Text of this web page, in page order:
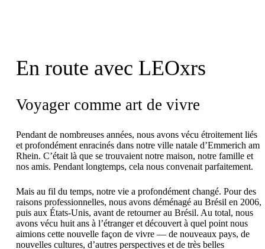
En route avec LEOxrs
Voyager comme art de vivre
Pendant de nombreuses années, nous avons vécu étroitement liés
et profondément enracinés dans notre ville natale d’Emmerich am
Rhein. C’était là que se trouvaient notre maison, notre famille et
nos amis. Pendant longtemps, cela nous convenait parfaitement.
Mais au fil du temps, notre vie a profondément changé. Pour des
raisons professionnelles, nous avons déménagé au Brésil en 2006,
puis aux États-Unis, avant de retourner au Brésil. Au total, nous
avons vécu huit ans à l’étranger et découvert à quel point nous
aimions cette nouvelle façon de vivre — de nouveaux pays, de
nouvelles cultures, d’autres perspectives et de très belles